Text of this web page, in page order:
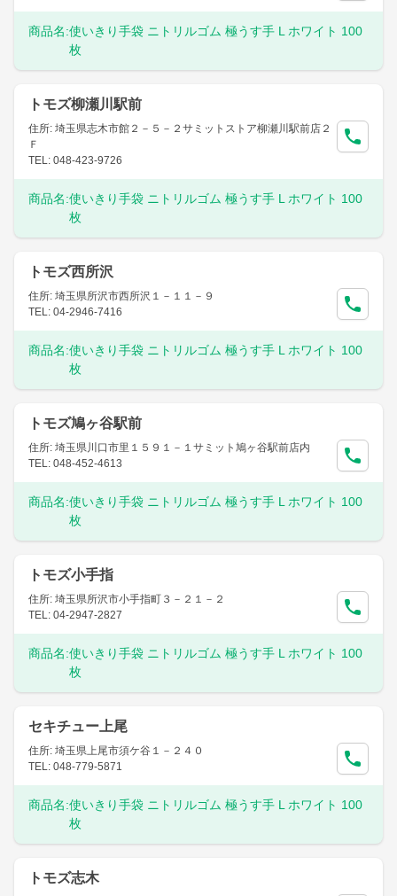
商品名:使いきり手袋 ニトリルゴム 極うす手 L ホワイト 100
枚
トモズ柳瀬川駅前
住所: 埼玉県志木市館２－５－２サミットストア柳瀬川駅前店２
Ｆ
TEL: 048-423-9726
商品名:使いきり手袋 ニトリルゴム 極うす手 L ホワイト 100
枚
トモズ西所沢
住所: 埼玉県所沢市西所沢１－１１－９
TEL: 04-2946-7416
商品名:使いきり手袋 ニトリルゴム 極うす手 L ホワイト 100
枚
トモズ鳩ヶ谷駅前
住所: 埼玉県川口市里１５９１－１サミット鳩ヶ谷駅前店内
TEL: 048-452-4613
商品名:使いきり手袋 ニトリルゴム 極うす手 L ホワイト 100
枚
トモズ小手指
住所: 埼玉県所沢市小手指町３－２１－２
TEL: 04-2947-2827
商品名:使いきり手袋 ニトリルゴム 極うす手 L ホワイト 100
枚
セキチュー上尾
住所: 埼玉県上尾市須ケ谷１－２４０
TEL: 048-779-5871
商品名:使いきり手袋 ニトリルゴム 極うす手 L ホワイト 100
枚
トモズ志木